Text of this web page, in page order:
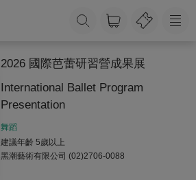
2026 國際芭蕾研習營成果展
International Ballet Program
Presentation
舞蹈
建議年齡 5歲以上
黑潮藝術有限公司 (02)2706-0088